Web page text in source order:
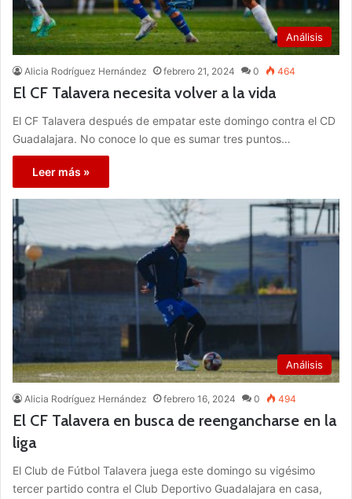
Análisis
Alicia Rodríguez Hernández febrero 21, 2024 0 464
El CF Talavera necesita volver a la vida
El CF Talavera después de empatar este domingo contra el CD
Guadalajara. No conoce lo que es sumar tres puntos…
Leer más »
Análisis
Alicia Rodríguez Hernández febrero 16, 2024 0 494
El CF Talavera en busca de reengancharse en la
liga
El Club de Fútbol Talavera juega este domingo su vigésimo
tercer partido contra el Club Deportivo Guadalajara en casa,